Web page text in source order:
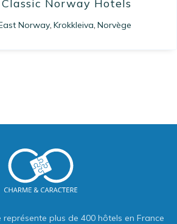
Norway Hotels
Norway, Krokkleiva, Norvège
plus de 400 hôtels en France